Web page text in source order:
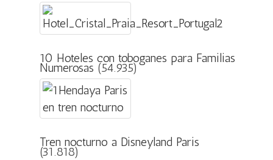
10 Hoteles con toboganes para Familias
Numerosas (54.935)
Tren nocturno a Disneyland Paris
(31.818)